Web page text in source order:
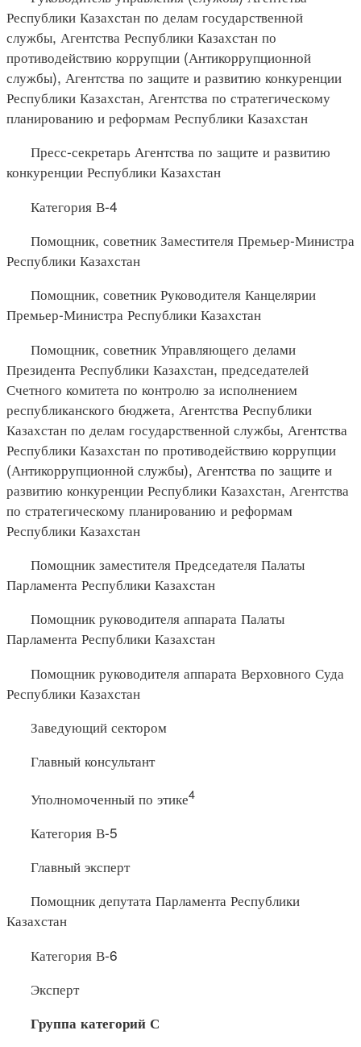
Республики Казахстан по делам государственной
службы, Агентства Республики Казахстан по
противодействию коррупции (Антикоррупционной
службы), Агентства по защите и развитию конкуренции
Республики Казахстан, Агентства по стратегическому
планированию и реформам Республики Казахстан
Пресс-секретарь Агентства по защите и развитию
конкуренции Республики Казахстан
Категория В-4
Помощник, советник Заместителя Премьер-Министра
Республики Казахстан
Помощник, советник Руководителя Канцелярии
Премьер-Министра Республики Казахстан
Помощник, советник Управляющего делами
Президента Республики Казахстан, председателей
Счетного комитета по контролю за исполнением
республиканского бюджета, Агентства Республики
Казахстан по делам государственной службы, Агентства
Республики Казахстан по противодействию коррупции
(Антикоррупционной службы), Агентства по защите и
развитию конкуренции Республики Казахстан, Агентства
по стратегическому планированию и реформам
Республики Казахстан
Помощник заместителя Председателя Палаты
Парламента Республики Казахстан
Помощник руководителя аппарата Палаты
Парламента Республики Казахстан
Помощник руководителя аппарата Верховного Суда
Республики Казахстан
Заведующий сектором
Главный консультант
Уполномоченный по этике4
Категория В-5
Главный эксперт
Помощник депутата Парламента Республики
Казахстан
Категория В-6
Эксперт
Группа категорий С